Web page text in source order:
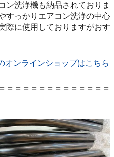
ン洗浄機も納品されておりま
すっかりエアコン洗浄の中心
際に使用しておりますがおす
ンラインショップはこちら
＝＝＝＝＝＝＝＝＝＝＝＝＝